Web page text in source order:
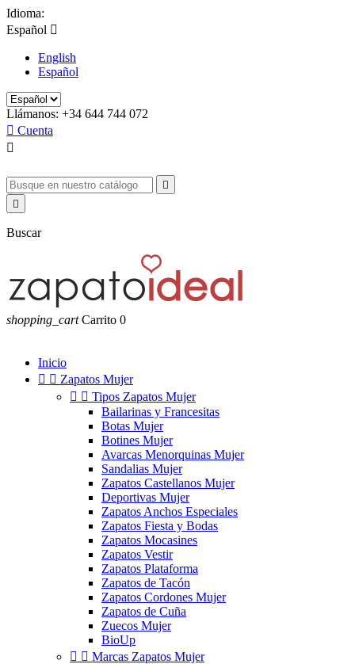
Idioma:
Español 
English
Español
Llámanos: +34 644 744 072
 Cuenta



Buscar
shopping_cart Carrito 0
Inicio
  Zapatos Mujer
  Tipos Zapatos Mujer
Bailarinas y Francesitas
Botas Mujer
Botines Mujer
Avarcas Menorquinas Mujer
Sandalias Mujer
Zapatos Castellanos Mujer
Deportivas Mujer
Zapatos Anchos Especiales
Zapatos Fiesta y Bodas
Zapatos Mocasines
Zapatos Vestir
Zapatos Plataforma
Zapatos de Tacón
Zapatos Cordones Mujer
Zapatos de Cuña
Zuecos Mujer
BioUp
  Marcas Zapatos Mujer